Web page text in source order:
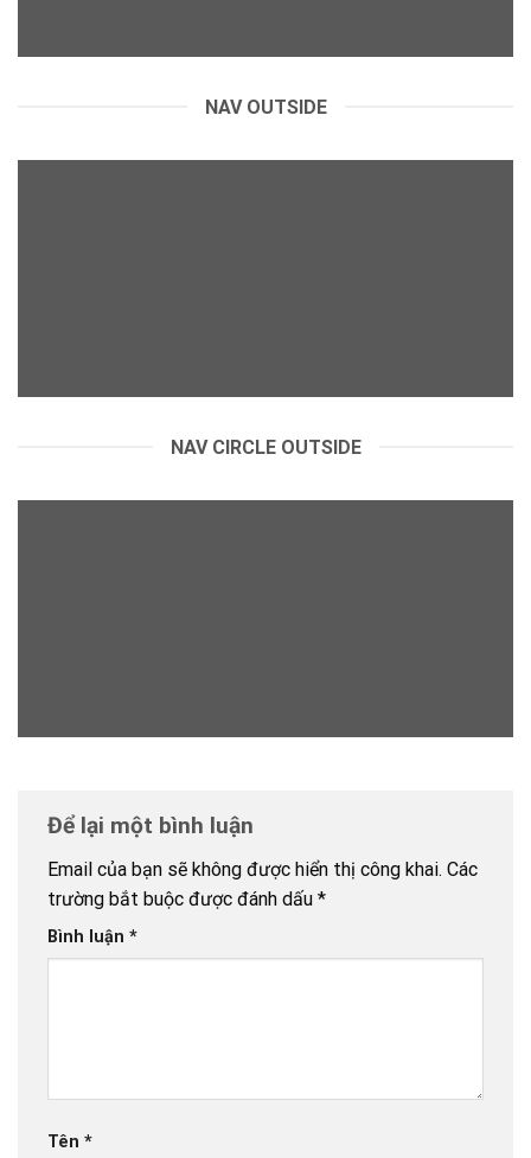
NAV OUTSIDE
NAV CIRCLE OUTSIDE
Để lại một bình luận
Email của bạn sẽ không được hiển thị công khai. Các
trường bắt buộc được đánh dấu *
Bình luận *
Tên *